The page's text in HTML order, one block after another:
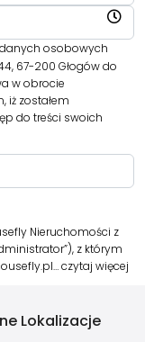
osobowych
67-200 Głogów do
w obrocie
iż zostałem
do treści swoich
Nieruchomości z
z którym
czytaj więcej
Lokalizacje